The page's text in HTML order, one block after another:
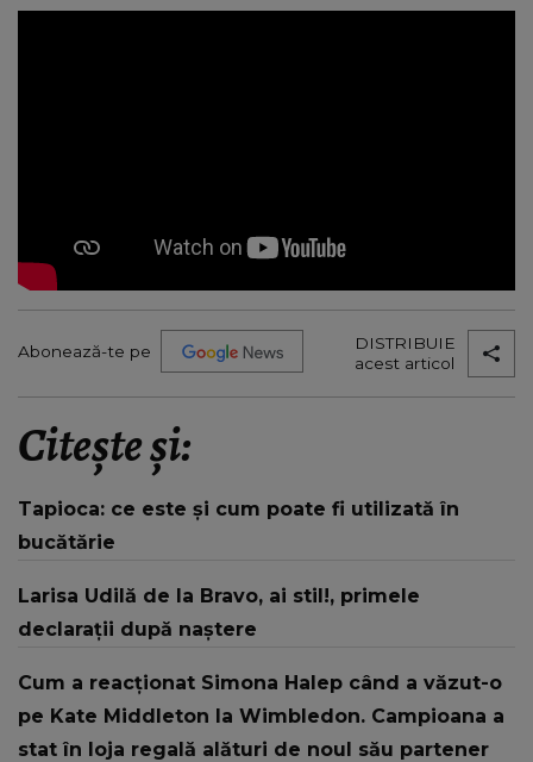
Abonează-te pe
DISTRIBUIE
acest articol
Citește și:
Tapioca: ce este și cum poate fi utilizată în
bucătărie
Larisa Udilă de la Bravo, ai stil!, primele
declarații după naștere
Cum a reacționat Simona Halep când a văzut-o
pe Kate Middleton la Wimbledon. Campioana a
stat în loja regală alături de noul său partener